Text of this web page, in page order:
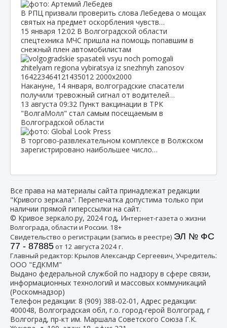
В РПЦ призвали проверить слова Лебедева о мощах
святых на предмет оскорбления чувств…
15 января 12:02 В Волгоградской области
спецтехника МЧС пришла на помощь попавшим в
снежный плен автомобилистам
Накануне, 14 января, волгоградские спасатели
получили тревожный сигнал от водителей…
13 августа 09:32 Пункт вакцинации в ТРК
"ВолгаМолл" стал самым посещаемым в
Волгоградской области
В торгово-развлекательном комплексе в Волжском
зарегистрировано наибольшее число…
Все права на материалы сайта принадлежат редакции
"Кривого зеркала". Перепечатка допустима только при
наличии прямой гиперссылки на сайт.
© Кривое зеркало.ру, 2024 год, Интернет-газета о жизни
Волгограда, области и России. 18+
Свидетельство о регистрации (запись в реестре) ЭЛ № ФС
77 - 87885от 12 августа 2024 г.
Главный редактор: Крылов Александр Сергеевич, Учредитель:
ООО "ЕДКММ"
Выдано федеральной службой по надзору в сфере связи,
информационных технологий и массовых коммуникаций
(Роскомнадзор)
Телефон редакции: 8 (909) 388-02-01 , Адрес редакции:
400048, Волгоградская обл, г.о. город-герой Волгоград, г
Волгоград, пр-кт им. Маршала Советского Союза Г.К.